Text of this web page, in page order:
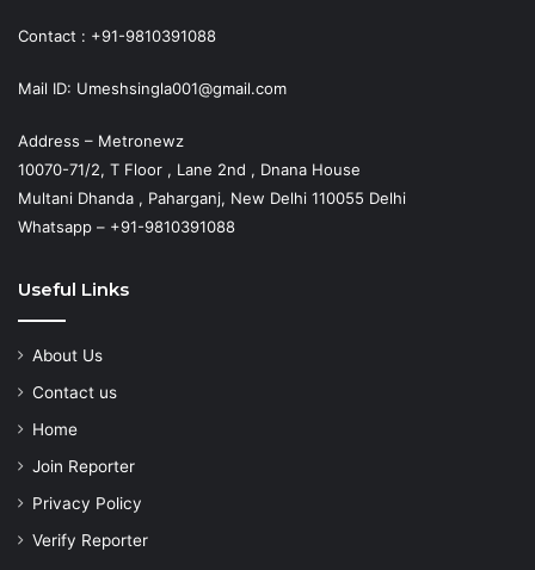
Contact : +91-9810391088
Mail ID: Umeshsingla001@gmail.com
Address – Metronewz
10070-71/2, T Floor , Lane 2nd , Dnana House
Multani Dhanda , Paharganj, New Delhi 110055 Delhi
Whatsapp – +91-9810391088
Useful Links
About Us
Contact us
Home
Join Reporter
Privacy Policy
Verify Reporter